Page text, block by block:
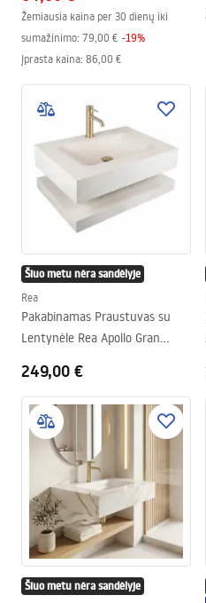
Žemiausia kaina per 30 dienų iki
sumažinimo: 79,00 € -19%
Įprasta kaina: 86,00 €
Šiuo metu nėra sandėlyje
Rea
Pakabinamas Praustuvas su
Lentynėle Rea Apollo Gran
249,00 €
Šiuo metu nėra sandėlyje